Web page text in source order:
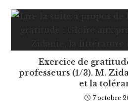
Exercice de
professeurs (1/3). M.
et la
7 octobre